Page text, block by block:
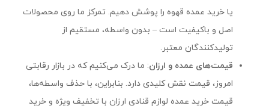
یا خرید عمده قهوه را پوشش دهیم. تمرکز ما روی محصولات
اصل و باکیفیت است – بدون واسطه، مستقیم از
تولیدکنندگان معتبر.
قیمت‌های عمده و ارزان: ما درک می‌کنیم که در بازار رقابتی
امروز، قیمت نقش کلیدی دارد. بنابراین، با حذف واسطه‌ها،
قیمت خرید عمده لوازم قنادی ارزان با تخفیف ویژه و خرید